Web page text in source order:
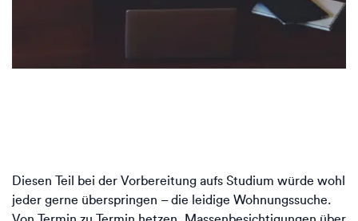
Diesen Teil bei der Vorbereitung aufs Studium würde wohl
jeder gerne überspringen – die leidige Wohnungssuche.